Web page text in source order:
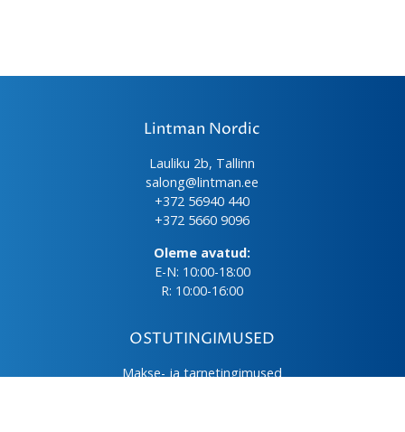
Lintman Nordic
Lauliku 2b, Tallinn
salong@lintman.ee
+372 56940 440
+372 5660 9096
Oleme avatud:
E-N: 10:00-18:00
R: 10:00-16:00
OSTUTINGIMUSED
Makse- ja tarnetingimused